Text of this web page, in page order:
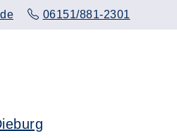
06151/881-2301